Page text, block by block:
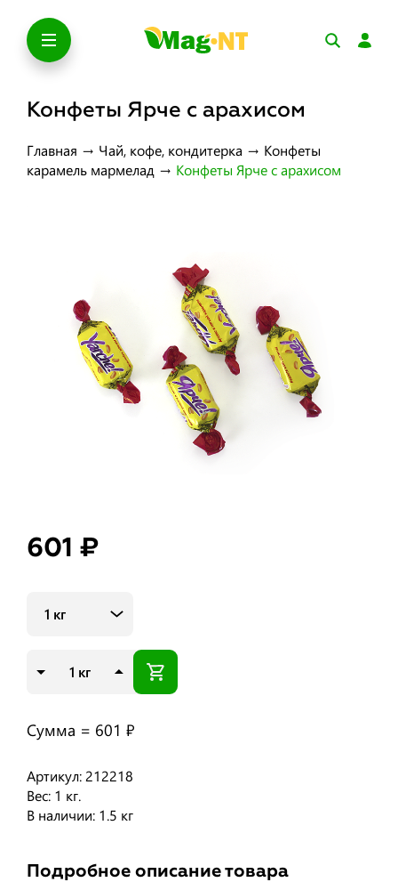
Конфеты Ярче с арахисом
Главная → Чай, кофе, кондитерка → Конфеты
карамель мармелад → Конфеты Ярче с арахисом
Артикул: 212218
Вес: 1 кг.
В наличии: 1.5 кг
601 ₽
1 кг
кг
Сумма = 601 ₽
Подробное описание товара